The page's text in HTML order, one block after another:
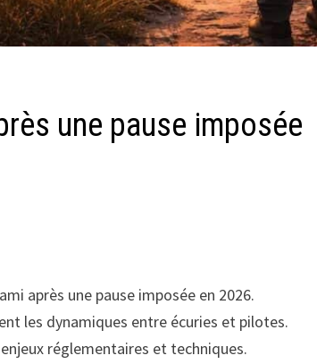
une pause imposée
après une pause imposée en 2026.
les dynamiques entre écuries et pilotes.
réglementaires et techniques.